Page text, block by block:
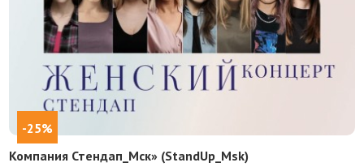
-25%
Компания Стендап_Мск» (StandUp_Msk)